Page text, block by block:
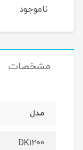
مشخصات
مدل
DK1200